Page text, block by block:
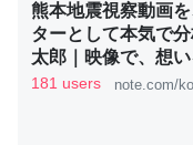
ちぼちRingも置こ
位置情報を共有して
これ見て生きてるな
─たまにLINEするくら
コミュニケーションが
熊本地震視察動画
ターとして本気で
太郎｜映像で、想
181 users note.com/